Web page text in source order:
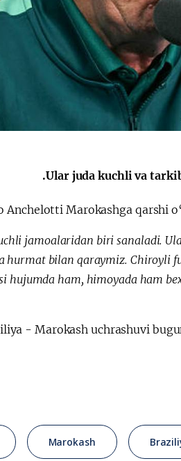
Ular juda kuchli va
Marokashga qarshi
jamoalaridan biri sanaladi.
hurmat bilan qaraymiz. Chiroyli
hujumda ham, himoyada ham
- Marokash uchrashuvi
Marokash